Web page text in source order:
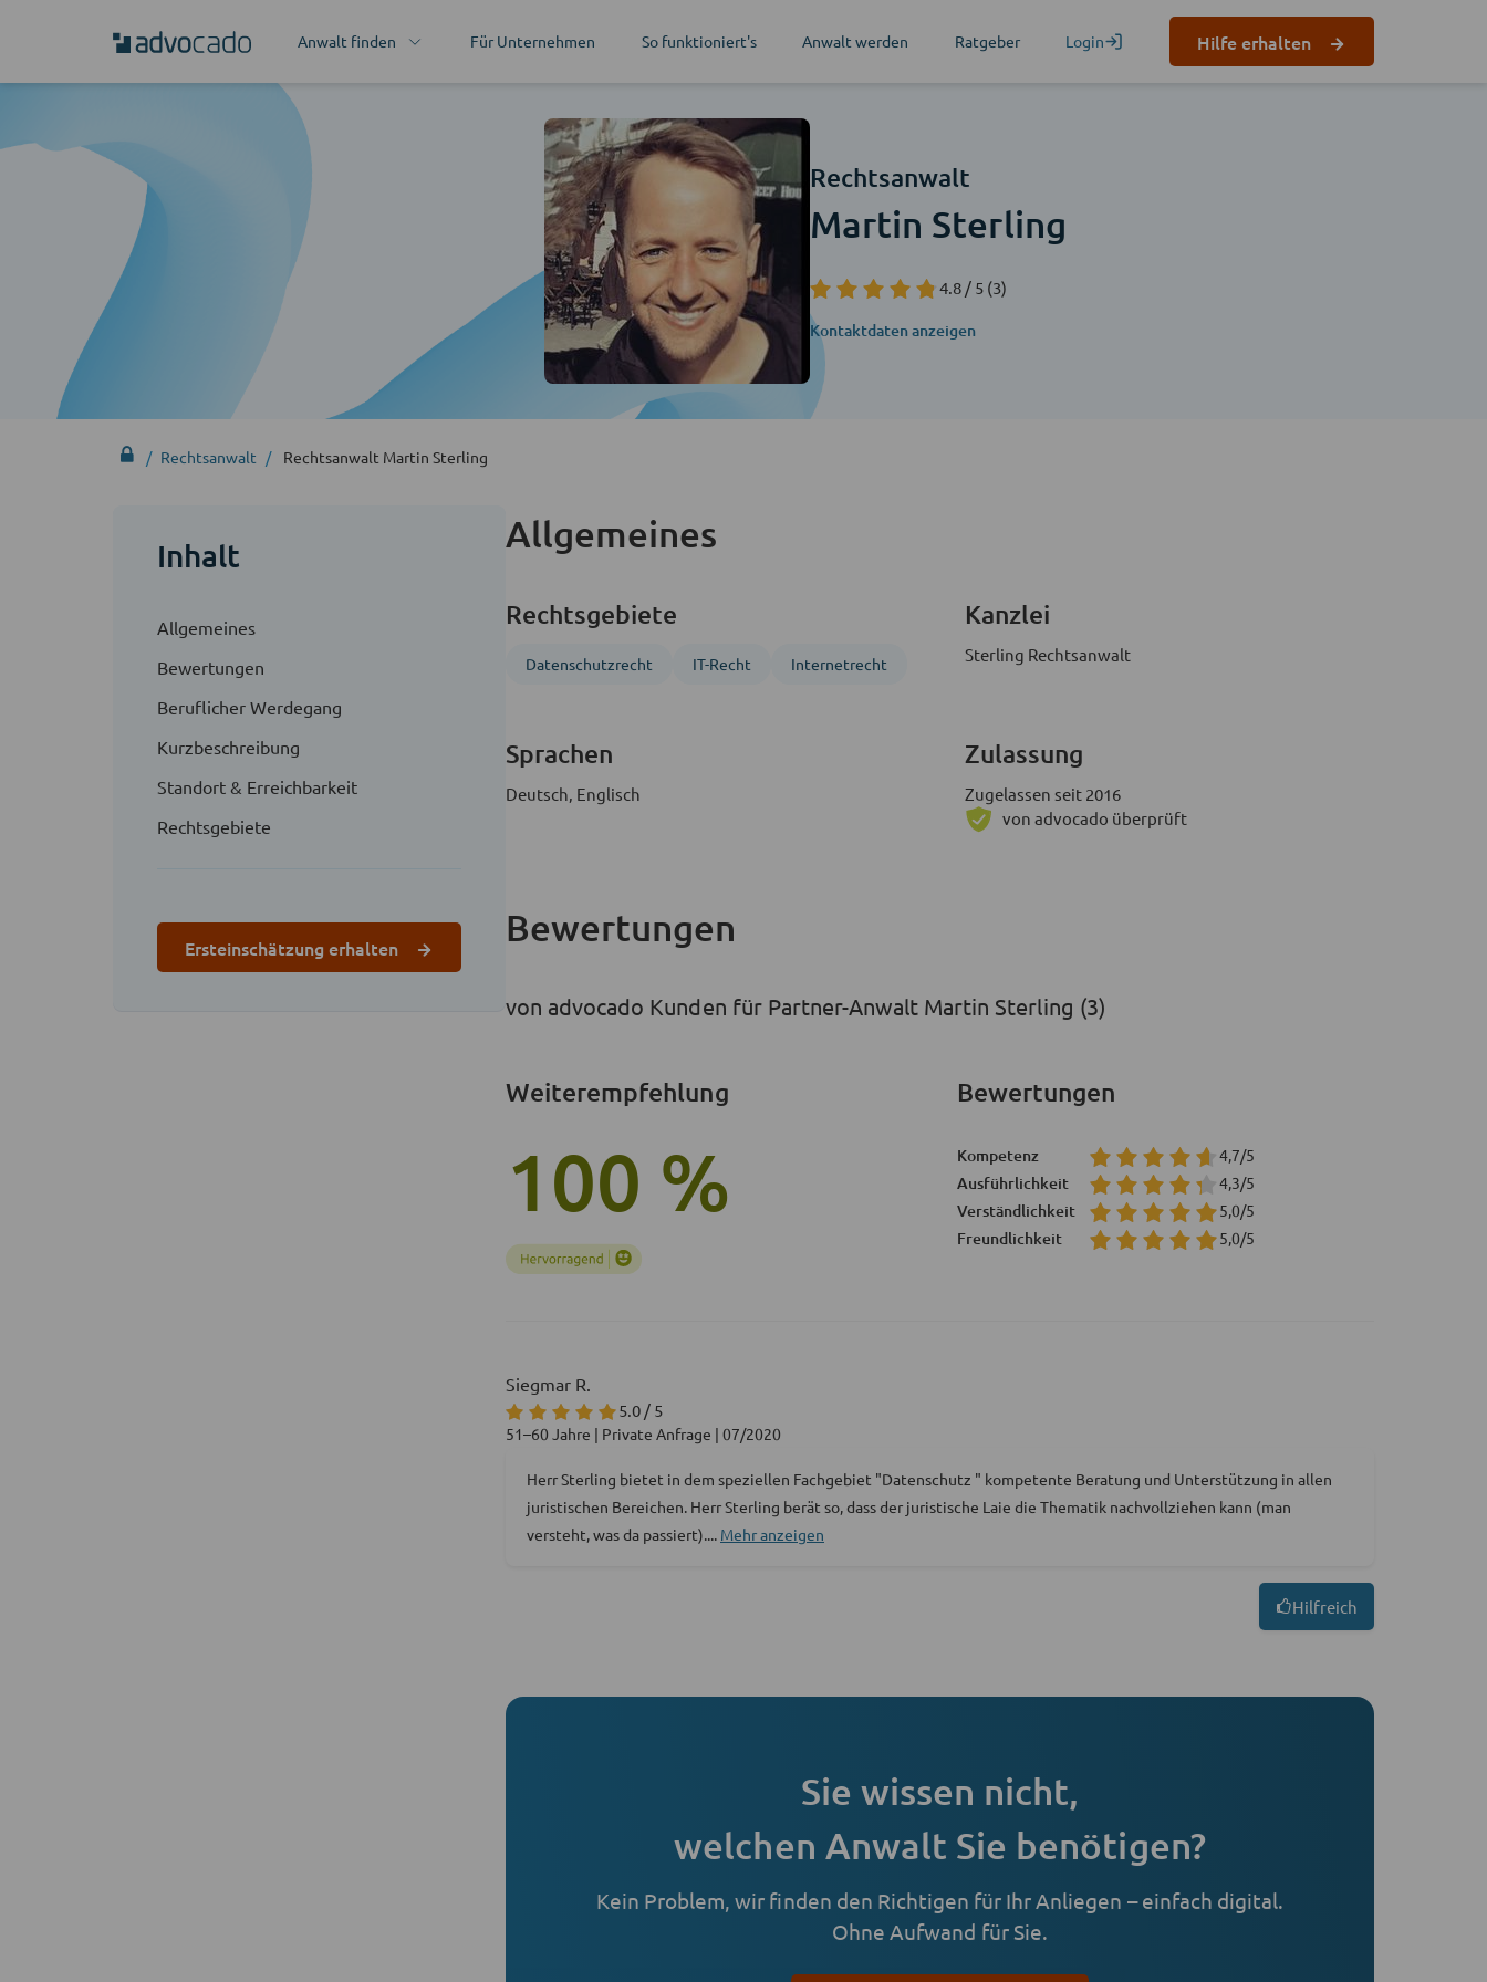
Anwalt finden Für Unternehmen So funktioniert's Anwalt werden Ratgeber Login Hilfe erhalten
Rechtsanwalt
Martin Sterling
4.8 / 5 (3)
Kontaktdaten anzeigen
Rechtsanwalt Rechtsanwalt Martin Sterling
Inhalt
Allgemeines
Bewertungen
Beruflicher Werdegang
Kurzbeschreibung
Standort & Erreichbarkeit
Rechtsgebiete
Ersteinschätzung erhalten
Allgemeines
Rechtsgebiete
Datenschutzrecht IT-Recht Internetrecht
Kanzlei
Sterling Rechtsanwalt
Sprachen
Deutsch, Englisch
Zulassung
Zugelassen seit 2016
von advocado überprüft
Bewertungen
von advocado Kunden für Partner-Anwalt Martin Sterling (3)
Weiterempfehlung
100 %
Bewertungen
Kompetenz 4,7/5
Ausführlichkeit 4,3/5
Verständlichkeit 5,0/5
Freundlichkeit 5,0/5
Siegmar R.
5.0 / 5
51–60 Jahre | Private Anfrage | 07/2020
Herr Sterling bietet in dem speziellen Fachgebiet "Datenschutz " kompetente Beratung und Unterstützung in allen
juristischen Bereichen. Herr Sterling berät so, dass der juristische Laie die Thematik nachvollziehen kann (man
versteht, was da passiert).... Mehr anzeigen
Hilfreich
Sie wissen nicht,
welchen Anwalt Sie benötigen?
Kein Problem, wir finden den Richtigen für Ihr Anliegen – einfach digital.
Ohne Aufwand für Sie.